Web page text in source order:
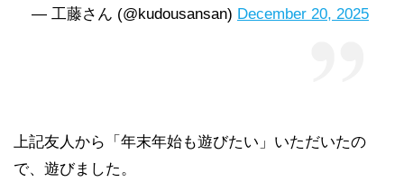
— 工藤さん (@kudousansan) December 20, 2025
上記友人から「年末年始も遊びたい」いただいたの
で、遊びました。